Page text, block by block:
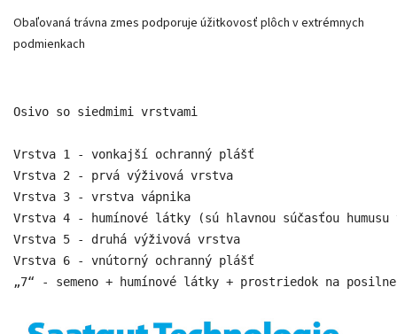
Obaľovaná trávna zmes podporuje úžitkovosť plôch v extrémnych
podmienkach
Osivo so siedmimi vrstvami
Vrstva 1 - vonkajší ochranný plášť
Vrstva 2 - prvá výživová vrstva
Vrstva 3 - vrstva vápnika
Vrstva 4 - humínové látky (sú hlavnou súčasťou humusu
Vrstva 5 - druhá výživová vrstva
Vrstva 6 - vnútorný ochranný plášť
„7“ - semeno + humínové látky + prostriedok na